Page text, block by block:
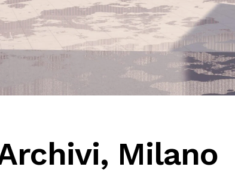
Milano